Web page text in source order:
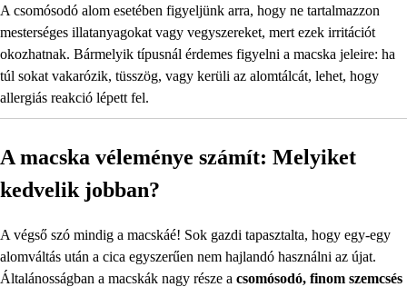
A csomósodó alom esetében figyeljünk arra, hogy ne tartalmazzon
mesterséges illatanyagokat vagy vegyszereket, mert ezek irritációt
okozhatnak. Bármelyik típusnál érdemes figyelni a macska jeleire: ha
túl sokat vakarózik, tüsszög, vagy kerüli az alomtálcát, lehet, hogy
allergiás reakció lépett fel.
A macska véleménye számít: Melyiket
kedvelik jobban?
A végső szó mindig a macskáé! Sok gazdi tapasztalta, hogy egy-egy
alomváltás után a cica egyszerűen nem hajlandó használni az újat.
Általánosságban a macskák nagy része a csomósodó, finom szemcsés